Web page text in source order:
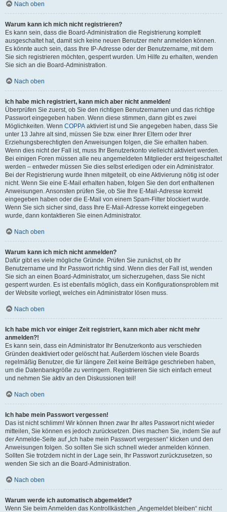
Nach oben
Warum kann ich mich nicht registrieren?
Es kann sein, dass die Board-Administration die Registrierung komplett
ausgeschaltet hat, damit sich keine neuen Benutzer mehr anmelden können.
Es könnte auch sein, dass Ihre IP-Adresse oder der Benutzername, mit dem
Sie sich registrieren möchten, gesperrt wurden. Um Hilfe zu erhalten, wenden
Sie sich an die Board-Administration.
Nach oben
Ich habe mich registriert, kann mich aber nicht anmelden!
Überprüfen Sie zuerst, ob Sie den richtigen Benutzernamen und das richtige
Passwort eingegeben haben. Wenn diese stimmen, dann gibt es zwei
Möglichkeiten. Wenn COPPA aktiviert ist und Sie angegeben haben, dass Sie
unter 13 Jahre alt sind, müssen Sie bzw. einer Ihrer Eltern oder Ihrer
Erziehungsberechtigten den Anweisungen folgen, die Sie erhalten haben.
Wenn dies nicht der Fall ist, muss Ihr Benutzerkonto vielleicht aktiviert werden.
Bei einigen Foren müssen alle neu angemeldeten Mitglieder erst freigeschaltet
werden – entweder müssen Sie dies selbst erledigen oder ein Administrator.
Bei der Registrierung wurde Ihnen mitgeteilt, ob eine Aktivierung nötig ist oder
nicht. Wenn Sie eine E-Mail erhalten haben, folgen Sie den dort enthaltenen
Anweisungen. Ansonsten prüfen Sie, ob Sie Ihre E-Mail-Adresse korrekt
eingegeben haben oder die E-Mail von einem Spam-Filter blockiert wurde.
Wenn Sie sich sicher sind, dass Ihre E-Mail-Adresse korrekt eingegeben
wurde, dann kontaktieren Sie einen Administrator.
Nach oben
Warum kann ich mich nicht anmelden?
Dafür gibt es viele mögliche Gründe. Prüfen Sie zunächst, ob Ihr
Benutzername und Ihr Passwort richtig sind. Wenn dies der Fall ist, wenden
Sie sich an einen Board-Administrator, um sicherzugehen, dass Sie nicht
gesperrt wurden. Es ist ebenfalls möglich, dass ein Konfigurationsproblem mit
der Website vorliegt, welches ein Administrator lösen muss.
Nach oben
Ich habe mich vor einiger Zeit registriert, kann mich aber nicht mehr
anmelden?!
Es kann sein, dass ein Administrator Ihr Benutzerkonto aus verschieden
Gründen deaktiviert oder gelöscht hat. Außerdem löschen viele Boards
regelmäßig Benutzer, die für längere Zeit keine Beiträge geschrieben haben,
um die Datenbankgröße zu verringern. Registrieren Sie sich einfach erneut
und nehmen Sie aktiv an den Diskussionen teil!
Nach oben
Ich habe mein Passwort vergessen!
Das ist nicht schlimm! Wir können Ihnen zwar Ihr altes Passwort nicht wieder
mitteilen, Sie können es jedoch zurücksetzen. Dies machen Sie, indem Sie auf
der Anmelde-Seite auf „Ich habe mein Passwort vergessen“ klicken und den
Anweisungen folgen. So sollten Sie sich schnell wieder anmelden können.
Sollten Sie trotzdem nicht in der Lage sein, Ihr Passwort zurückzusetzen, so
wenden Sie sich an die Board-Administration.
Nach oben
Warum werde ich automatisch abgemeldet?
Wenn Sie beim Anmelden das Kontrollkästchen „Angemeldet bleiben“ nicht